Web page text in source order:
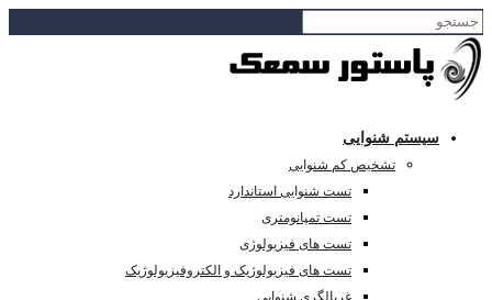
سیستم شنوایی
تشخیص کم شنوایی
تست شنوایی استاندارد
تست تمپانومتری
تست های فیزیولوژی
تست های فیزیولوژیک و الکتروفیزیولوژیک
غربالگری شنوایی